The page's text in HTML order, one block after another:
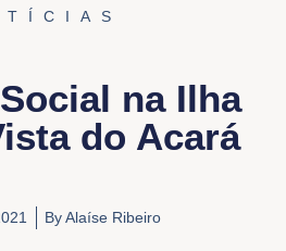
na Ilha
do Acará
ByAlaíse Ribeiro